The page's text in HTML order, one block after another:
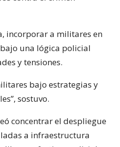
incorporar a militares en
una lógica policial
y tensiones.
bajo estrategias y
sostuvo.
concentrar el despliegue
a infraestructura